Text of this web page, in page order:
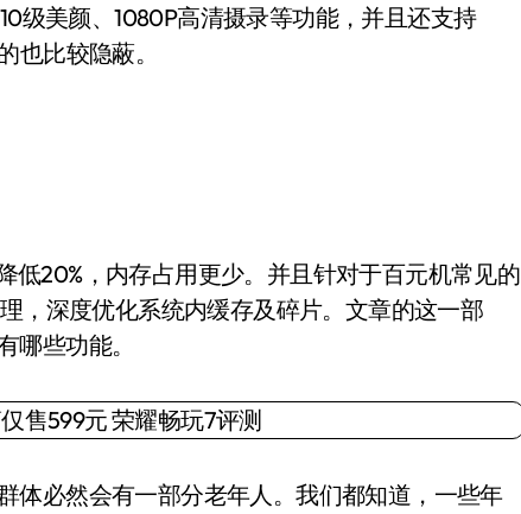
美颜、1080P高清摄录等功能，并且还支持
也比较隐蔽。
20%，内存占用更少。并且针对于百元机常见的
，深度优化系统内缓存及碎片。文章的这一部
哪些功能。
必然会有一部分老年人。我们都知道，一些年